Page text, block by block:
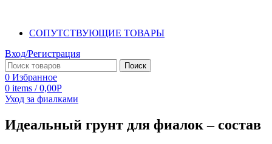
СОПУТСТВУЮЩИЕ ТОВАРЫ
Вход/Регистрация
Поиск
0 Избранное
0 items / 0,00Р
Уход за фиалками
Идеальный грунт для фиалок – состав